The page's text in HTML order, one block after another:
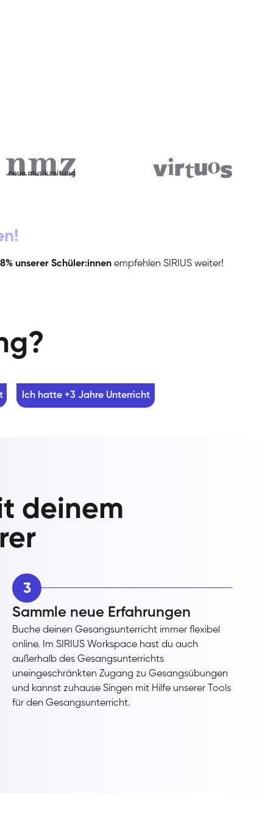
unserer Schüler:innen empfehlen SIRIUS weiter!
Ich hatte +3 Jahre Unterricht
deinem
3
Sammle neue Erfahrungen
Buche deinen Gesangsunterricht immer flexibel
online. Im SIRIUS Workspace hast du auch
außerhalb des Gesangsunterrichts
uneingeschränkten Zugang zu Gesangsübungen
und kannst zuhause Singen mit Hilfe unserer Tools
für den Gesangsunterricht.